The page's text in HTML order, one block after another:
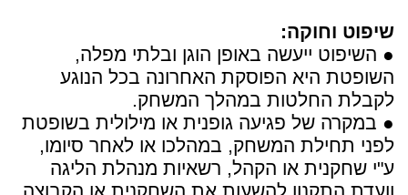
שיפוט וחוקה:
● השיפוט ייעשה באופן הוגן ובלתי מפלה,
השופטת היא הפוסקת האחרונה בכל הנוגע
לקבלת החלטות במהלך המשחק.
● במקרה של פגיעה גופנית או מילולית בשופטת
לפני תחילת המשחק, במהלכו או לאחר סיומו,
ע"י שחקנית או הקהל, רשאיות מנהלת הליגה